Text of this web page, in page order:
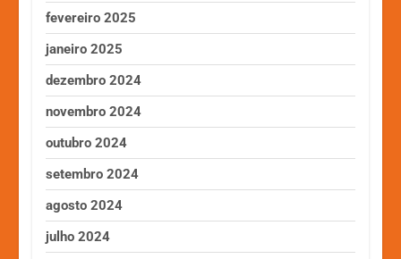
fevereiro 2025
janeiro 2025
dezembro 2024
novembro 2024
outubro 2024
setembro 2024
agosto 2024
julho 2024